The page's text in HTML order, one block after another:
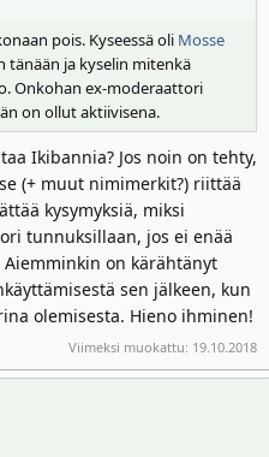
pois. Kyseessä oli Mosse
tänään ja kyselin mitenkä
Onkohan ex-moderaattori
on ollut aktiivisena.
Ikibannia? Jos noin on tehty,
(+ muut nimimerkit?) riittää
kysymyksiä, miksi
tunnuksillaan, jos ei enää
on kärähtänyt
sen jälkeen, kun
olemisesta. Hieno ihminen!
Viimeksi muokattu: 19.10.2018